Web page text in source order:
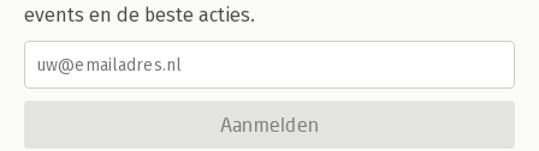
events en de beste acties.
Aanmelden